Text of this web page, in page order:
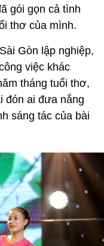
gói gọn cả tình
thơ của mình.
Gòn lập nghiệp,
việc khác
tháng tuổi thơ,
đón ai đưa nắng
sáng tác của bài